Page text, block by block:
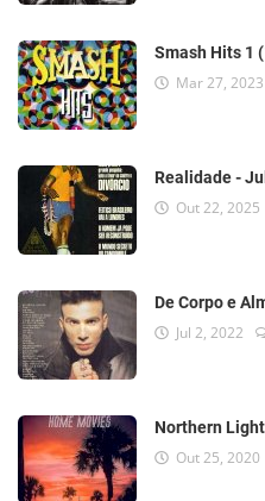
Smash Hits 1
Mar 27, 2023
Realidade -
Out 22, 2025
De Corpo e
Jul 2, 2022
Northern
Out 25, 2020